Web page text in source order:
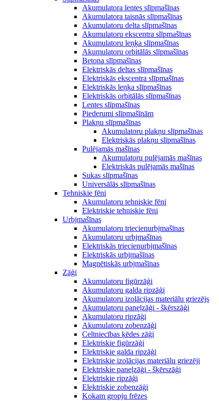
Akumulatora lentes slīpmašīnas
Akumulatora taisnās slīpmašīnas
Akumulatoru delta slīpmašīnas
Akumulatoru ekscentra slīpmašīnas
Akumulatoru leņķa slīpmašīnas
Akumulatoru orbitālās slīpmašīnas
Betona slīpmašīnas
Elektriskās deltas slīpmašīnas
Elektriskās ekscentra slīpmašīnas
Elektriskās leņķa slīpmašīnas
Elektriskās orbitālās slīpmašīnas
Lentes slīpmašīnas
Piederumi slīpmašīnām
Plakņu slīpmašīnas
Akumulatoru plakņu slīpmašīnas
Elektriskās plakņu slīpmašīnas
Pulējamās mašīnas
Akumulatoru pulējamās mašīnas
Elektriskās pulējamās mašīnas
Sukas slīpmašīnas
Universālās slīpmašīnas
Tehniskie fēni
Akumulatoru tehniskie fēni
Elektriskie tehniskie fēni
Urbjmašīnas
Akumulatoru triecienurbjmašīnas
Akumulatoru urbjmašīnas
Elektriskās triecienurbjmašīnas
Elektriskās urbjmašīnas
Magnētiskās urbjmašīnas
Zāģi
Akumulatoru figūrzāģi
Akumulatoru galda ripzāģi
Akumulatoru izolācijas materiālu griezējs
Akumulatoru paneļzāģi - šķērszāģi
Akumulatoru ripzāģi
Akumulatoru zobenzāģi
Celtniecības ķēdes zāģi
Elektriskie figūrzāģi
Elektriskie galda ripzāģi
Elektriskie izolācijas materiālu griezēji
Elektriskie paneļzāģi - šķērszāģi
Elektriskie ripzāģi
Elektriskie zobenzāģi
Kokam gropju frēzes